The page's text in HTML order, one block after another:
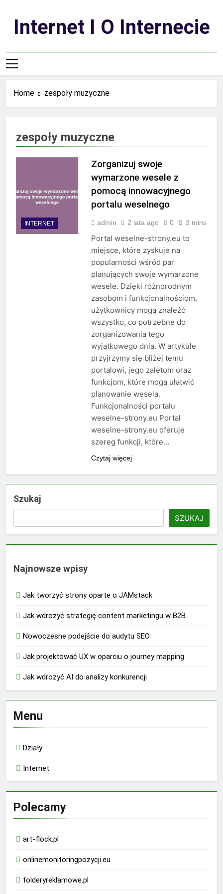
contentInternet I O Internecie
Home zespoły muzyczne
zespoły muzyczne
INTERNET
Zorganizuj swoje
wymarzone wesele z
pomocą innowacyjnego
portalu weselnego
admin 2 lata ago 0 3 mins
Portal weselne-strony.eu to
miejsce, które zyskuje na
popularności wśród par
planujących swoje wymarzone
wesele. Dzięki różnorodnym
zasobom i funkcjonalnościom,
użytkownicy mogą znaleźć
wszystko, co potrzebne do
zorganizowania tego
wyjątkowego dnia. W artykule
przyjrzymy się bliżej temu
portalowi, jego zaletom oraz
funkcjom, które mogą ułatwić
planowanie wesela.
Funkcjonalności portalu
weselne-strony.eu Portal
weselne-strony.eu oferuje
szereg funkcji, które…
Czytaj więcej
Szukaj
SZUKAJ
Najnowsze wpisy
Jak tworzyć strony oparte o JAMstack
Jak wdrożyć strategię content marketingu w B2B
Nowoczesne podejście do audytu SEO
Jak projektować UX w oparciu o journey mapping
Jak wdrożyć AI do analizy konkurencji
Menu
Działy
Internet
Polecamy
art-flock.pl
onlinemonitoringpozycji.eu
folderyreklamowe.pl